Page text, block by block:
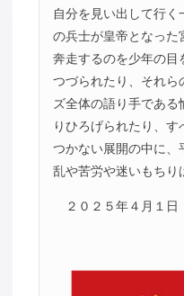
自分を見い出して行
の兵士が皇帝となった
奔走するのを少年の目
つづられたり、それら
ズ全体の語り手である
りひろげられたり、
つかない展開の中に、
乱や苦労や迷いもちり
２０２５年４月１日